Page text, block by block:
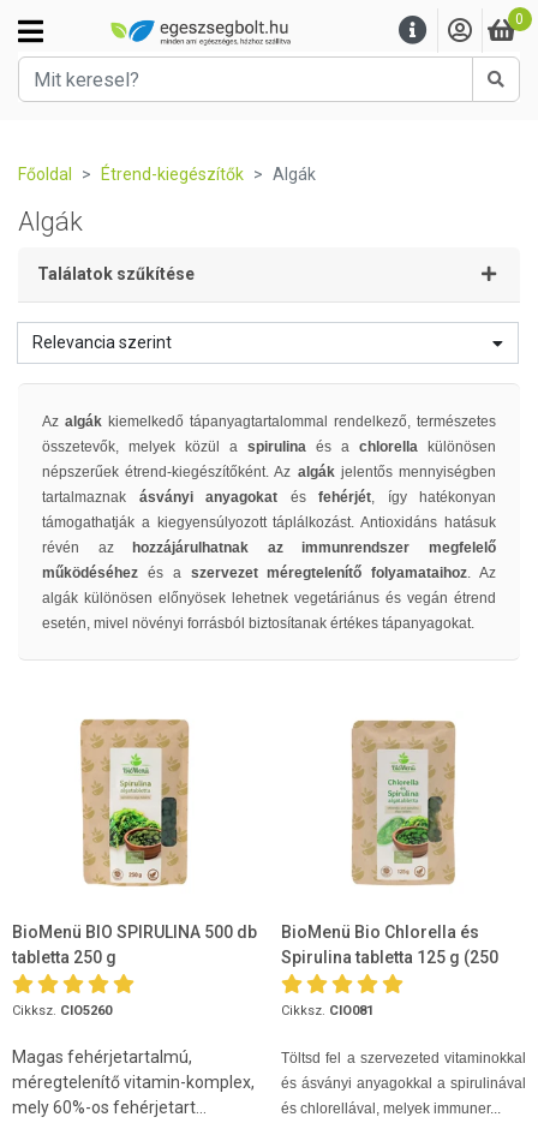
0
Főoldal Étrend-kiegészítők Algák
Algák
Találatok szűkítése
Relevancia szerint
Az algák kiemelkedő tápanyagtartalommal rendelkező, természetes
összetevők, melyek közül a spirulina és a chlorella
különösen
népszerűek étrend-kiegészítőként. Az algák jelentős mennyiségben
tartalmaznak ásványi anyagokat és fehérjét, így hatékonyan
támogathatják a kiegyensúlyozott táplálkozást. Antioxidáns hatásuk
révén az
hozzájárulhatnak az immunrendszer megfelelő
működéséhez és aszervezet méregtelenítő folyamataihoz. Az
algák különösen előnyösek lehetnek vegetáriánus és vegán étrend
esetén, mivel növényi forrásból biztosítanak értékes tápanyagokat.
BioMenü BIO SPIRULINA 500 db
tabletta 250 g
Cikksz. CIO5260
Magas fehérjetartalmú,
méregtelenítő vitamin-komplex,
mely 60%-os fehérjetart...
BioMenü Bio Chlorella és
Spirulina tabletta 125 g (250
tabletta)
Cikksz. CIO081
Töltsd fel a szervezeted vitaminokkal
és ásványi anyagokkal a spirulinával
és chlorellával, melyek immuner...